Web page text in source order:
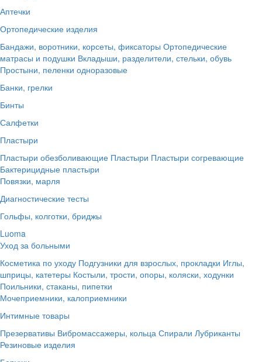
Аптечки
Ортопедические изделия
Бандажи, воротники, корсеты, фиксаторы Ортопедические
матрасы и подушки Вкладыши, разделители, стельки, обувь
Простыни, пеленки одноразовые
Банки, грелки
Бинты
Салфетки
Пластыри
Пластыри обезболивающие Пластыри Пластыри согревающие
Бактерицидные пластыри
Повязки, марля
Диагностические тесты
Гольфы, колготки, бриджы
Luoma
Уход за больными
Косметика по уходу Подгузники для взрослых, прокладки Иглы,
шприцы, катетеры Костыли, трости, опоры, коляски, ходунки
Поильники, стаканы, пипетки
Мочеприемники, калоприемники
Интимные товары
Презервативы Вибромассажеры, кольца Спирали Лубриканты
Резиновые изделия